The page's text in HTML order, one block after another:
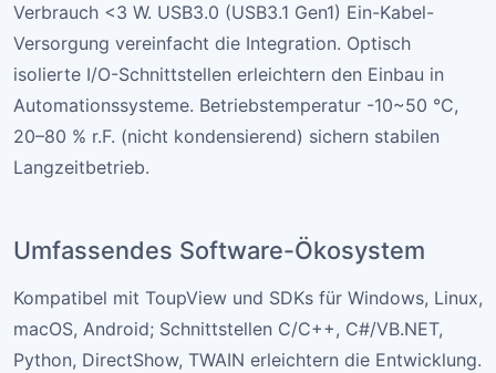
Verbrauch <3 W. USB3.0 (USB3.1 Gen1) Ein-Kabel-
Versorgung vereinfacht die Integration. Optisch
isolierte I/O-Schnittstellen erleichtern den Einbau in
Automationssysteme. Betriebstemperatur -10~50 °C,
20–80 % r.F. (nicht kondensierend) sichern stabilen
Langzeitbetrieb.
Umfassendes Software-Ökosystem
Kompatibel mit ToupView und SDKs für Windows, Linux,
macOS, Android; Schnittstellen C/C++, C#/VB.NET,
Python, DirectShow, TWAIN erleichtern die Entwicklung.